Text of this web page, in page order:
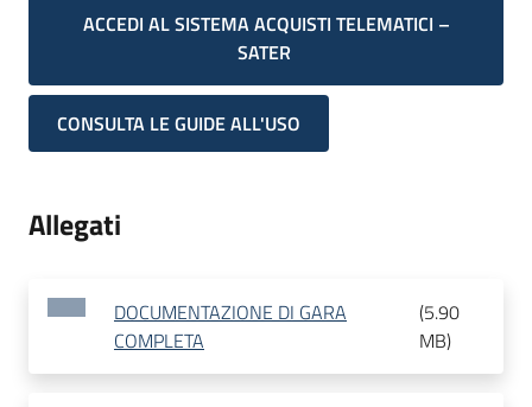
ACCEDI AL SISTEMA ACQUISTI TELEMATICI –
SATER
CONSULTA LE GUIDE ALL'USO
Allegati
DOCUMENTAZIONE DI GARA
COMPLETA
(5.90
MB)